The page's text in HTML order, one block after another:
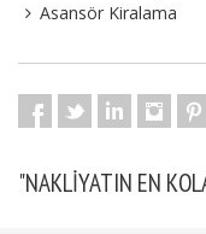
Asansör Kiralama
"NAKLIYATIN EN